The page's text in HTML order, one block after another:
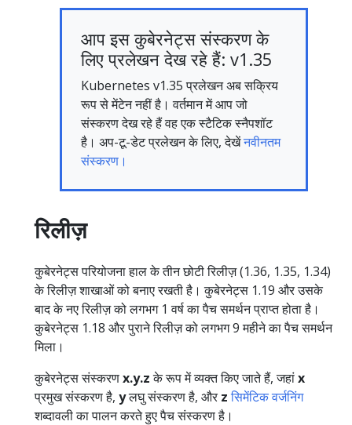
आप इस कुबेरनेट्स संस्करण के
लिए प्रलेखन देख रहे हैं: v1.35
Kubernetes v1.35 प्रलेखन अब सक्रिय
रूप से मेंटेन नहीं है। वर्तमान में आप जो
संस्करण देख रहे हैं वह एक स्टैटिक स्नैपशॉट
है। अप-टू-डेट प्रलेखन के लिए, देखेंनवीनतम
संस्करण।
रिलीज़
कुबेरनेट्स परियोजना हाल के तीन छोटी रिलीज़ (1.36, 1.35, 1.34)
के रिलीज़ शाखाओं को बनाए रखती है। कुबेरनेट्स 1.19 और उसके
बाद के नए रिलीज़ को लगभग 1 वर्ष का पैच समर्थन प्राप्त होता है।
कुबेरनेट्स 1.18 और पुराने रिलीज़ को लगभग 9 महीने का पैच समर्थन
मिला।
कुबेरनेट्स संस्करणx.y.zके रूप में व्यक्त किए जाते हैं, जहांx
प्रमुख संस्करण है, yलघु संस्करण है, और z सिमेंटिक वर्जनिंग
शब्दावली का पालन करते हुए पैच संस्करण है।